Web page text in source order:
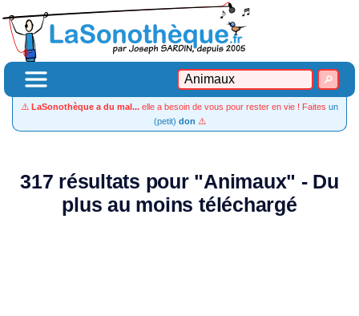
⚠️ LaSonothèque a du mal... elle a besoin de vous pour rester en vie ! Faites un
(petit) don ⚠️
317 résultats pour "Animaux" - Du
plus au moins téléchargé